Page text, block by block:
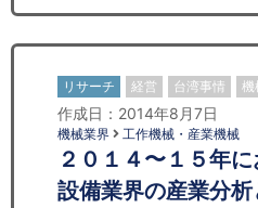
リサーチ 経営 台湾事情 機
作成日：2014年8月7日
機械業界 工作機械・産業機械
２０１４〜１５年
設備業界の産業分析